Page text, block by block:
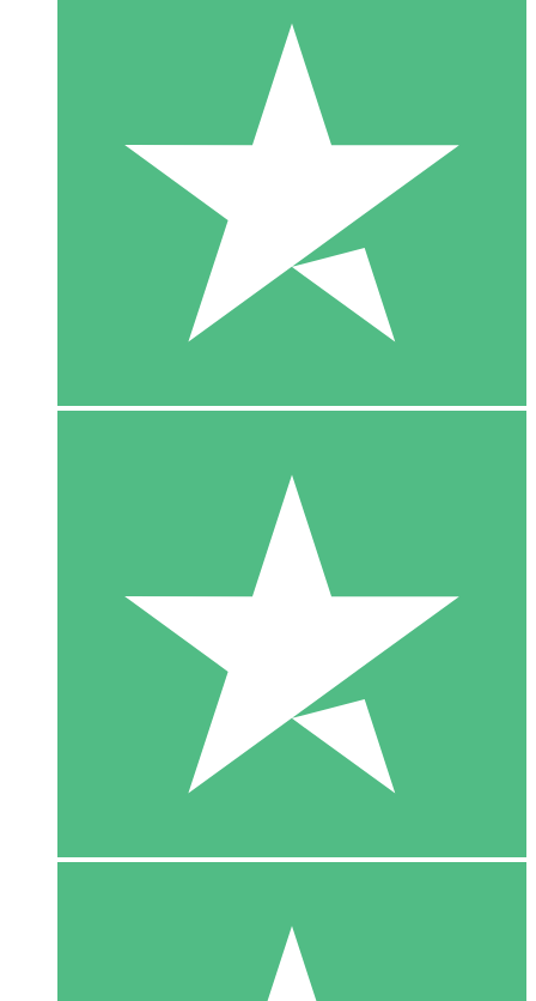
10 Download
20